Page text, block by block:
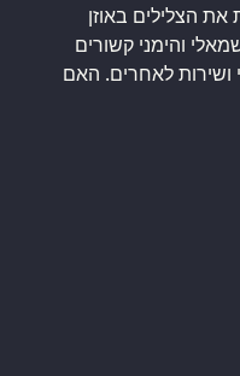
הצלילים באוזן
והימני קשורים
ושירות לאחרים. האם